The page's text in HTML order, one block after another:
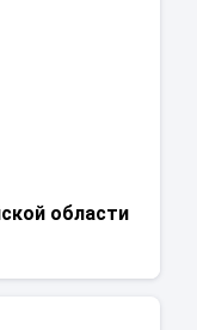
области